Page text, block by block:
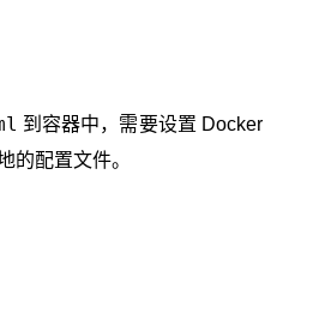
到容器中，需要设置 Docker
的配置文件。